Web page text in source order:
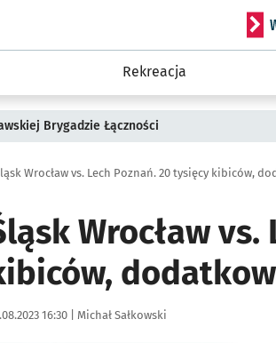
Rekreacja
Brygadzie Łączności
Wrocław
publikacji:
16:30 | Autor:
Michał Sałkowski